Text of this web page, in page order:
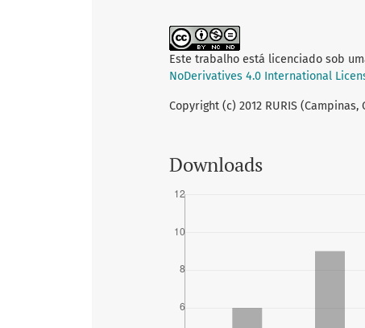
Este trabalho está licenciado sob
NoDerivatives 4.0 International
Copyright (c) 2012 RURIS (Campinas,
Downloads